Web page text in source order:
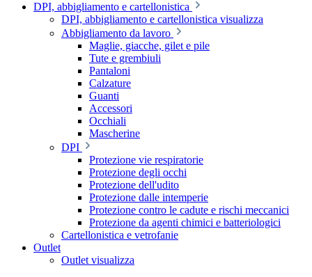
DPI, abbigliamento e cartellonistica
DPI, abbigliamento e cartellonistica visualizza
Abbigliamento da lavoro
Maglie, giacche, gilet e pile
Tute e grembiuli
Pantaloni
Calzature
Guanti
Accessori
Occhiali
Mascherine
DPI
Protezione vie respiratorie
Protezione degli occhi
Protezione dell'udito
Protezione dalle intemperie
Protezione contro le cadute e rischi meccanici
Protezione da agenti chimici e batteriologici
Cartellonistica e vetrofanie
Outlet
Outlet visualizza